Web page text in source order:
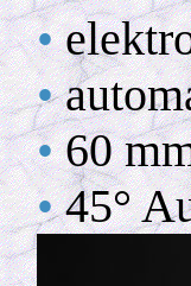
•
•
•60
•45°